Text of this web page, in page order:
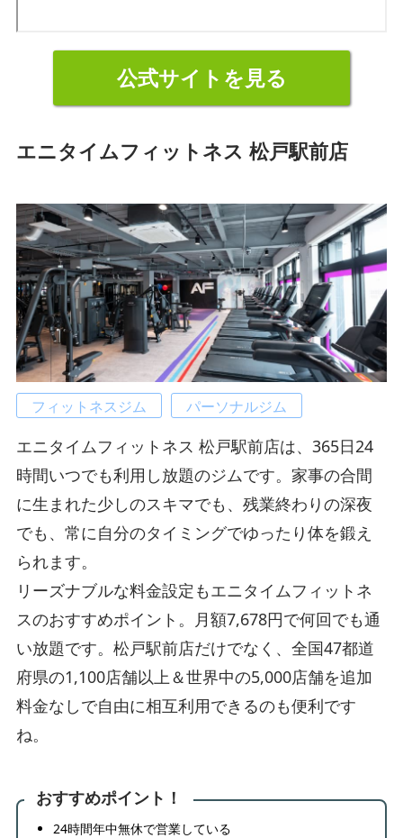
公式サイトを見る
エニタイムフィットネス 松戸駅前店
フィットネスジム パーソナルジム
エニタイムフィットネス 松戸駅前店は、365日24
時間いつでも利用し放題のジムです。家事の合間
に生まれた少しのスキマでも、残業終わりの深夜
でも、常に自分のタイミングでゆったり体を鍛え
られます。
リーズナブルな料金設定もエニタイムフィットネ
スのおすすめポイント。月額7,678円で何回でも通
い放題です。松戸駅前店だけでなく、全国47都道
府県の1,100店舗以上＆世界中の5,000店舗を追加
料金なしで自由に相互利用できるのも便利です
ね。
おすすめポイント！
24時間年中無休で営業している